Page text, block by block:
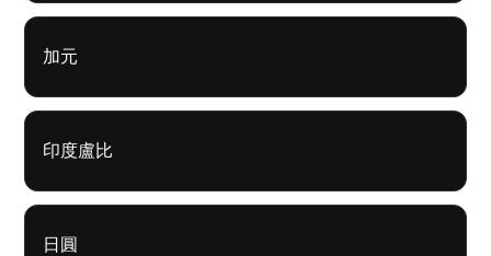
加元
印度盧比
日圓